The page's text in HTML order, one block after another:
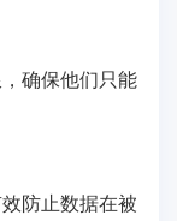
确保他们只能
防止数据在被